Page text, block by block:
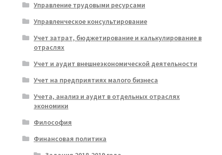
Управление трудовыми ресурсами
Управленческое консультирование
Учет затрат, бюджетирование и калькулирование в
отраслях
Учет и аудит внешнеэкономической деятельности
Учет на предприятиях малого бизнеса
Учета, анализ и аудит в отдельных отраслях
экономики
Философия
Финансовая политика